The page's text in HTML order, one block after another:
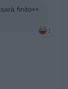
finito👀
1